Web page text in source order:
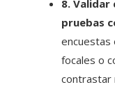
8. Validar
pruebas
encuestas
focales o
contrastar